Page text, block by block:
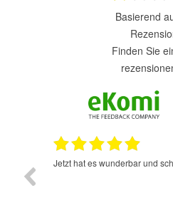
basierend
finden Sie einige der
Jetzt hat es wunderbar und